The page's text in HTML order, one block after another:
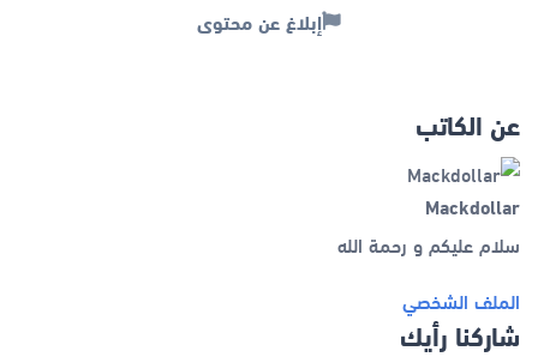
إبلاغ عن محتوى
عن الكاتب
Mackdollar
سلام عليكم و رحمة الله
الملف الشخصي
شاركنا رأيك